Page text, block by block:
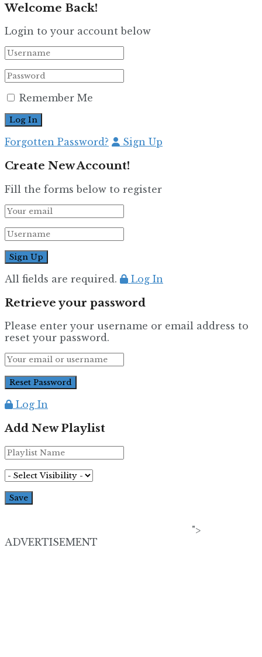
Welcome Back!
Login to your account below
Remember Me
Forgotten Password? Sign Up
Create New Account!
Fill the forms below to register
All fields are required. Log In
Retrieve your password
Please enter your username or email address to
reset your password.
Log In
Add New Playlist
">
ADVERTISEMENT